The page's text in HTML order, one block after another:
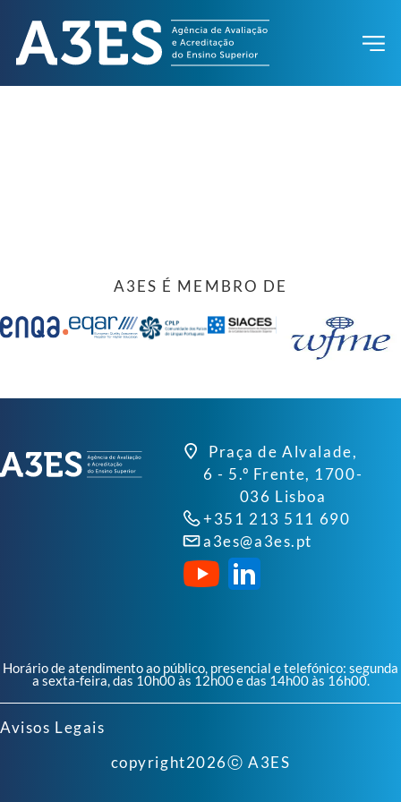
A3ES É MEMBRO DE
Praça de Alvalade,
6 - 5.º Frente, 1700-
036 Lisboa
+351 213 511 690
a3es@a3es.pt
Horário de atendimento ao público, presencial e telefónico: segunda
a sexta-feira, das 10h00 às 12h00 e das 14h00 às 16h00.
Avisos Legais
copyright2026ⓒ A3ES